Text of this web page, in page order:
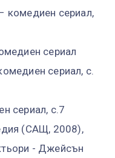
комедиен сериал,
сериал
сериал, с.
сериал, с.7
(САЩ, 2008),
- Джейсън